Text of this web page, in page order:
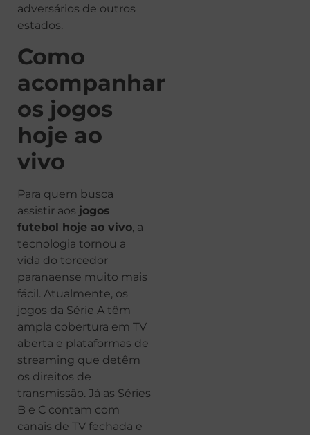
adversários de outros
estados.
Como
acompanhar
os jogos
hoje ao
vivo
Para quem busca
assistir aos jogos
futebol hoje ao vivo, a
tecnologia tornou a
vida do torcedor
paranaense muito mais
fácil. Atualmente, os
jogos da Série A têm
ampla cobertura em TV
aberta e plataformas de
streaming que detêm
os direitos de
transmissão. Já as Séries
B e C contam com
canais de TV fechada e